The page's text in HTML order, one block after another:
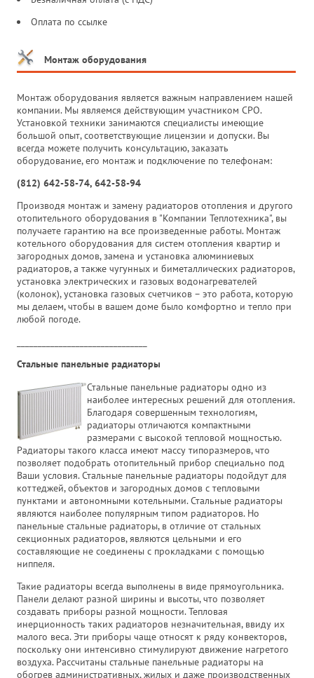
Оплата по ссылке
Монтаж оборудования
Монтаж оборудования является важным направлением нашей
компании. Мы являемся действующим участником СРО.
Установкой техники занимаются специалисты имеющие
большой опыт, соответствующие лицензии и допуски. Вы
всегда можете получить консультацию, заказать
оборудование, его монтаж и подключение по телефонам:
(812) 642-58-74, 642-58-94
Производя монтаж и замену радиаторов отопления и другого
отопительного оборудования в "Компании Теплотехника", вы
получаете гарантию на все произведенные работы. Монтаж
котельного оборудования для систем отопления квартир и
загородных домов, замена и установка алюминиевых
радиаторов, а также чугунных и биметаллических радиаторов,
установка электрических и газовых водонагревателей
(колонок), установка газовых счетчиков – это работа, которую
мы делаем, чтобы в вашем доме было комфортно и тепло при
любой погоде.
Стальные панельные радиаторы
Стальные панельные радиаторы одно из
наиболее интересных решений для отопления.
Благодаря совершенным технологиям,
радиаторы отличаются компактными
размерами с высокой тепловой мощностью.
Радиаторы такого класса имеют массу типоразмеров, что
позволяет подобрать отопительный прибор специально под
Ваши условия. Стальные панельные радиаторы подойдут для
коттеджей, объектов и загородных домов с тепловыми
пунктами и автономными котельными. Стальные радиаторы
являются наиболее популярным типом радиаторов. Но
панельные стальные радиаторы, в отличие от стальных
секционных радиаторов, являются цельными и его
составляющие не соединены с прокладками с помощью
ниппеля.
Такие радиаторы всегда выполнены в виде прямоугольника.
Панели делают разной ширины и высоты, что позволяет
создавать приборы разной мощности. Тепловая
инерционность таких радиаторов незначительная, ввиду их
малого веса. Эти приборы чаще относят к ряду конвекторов,
поскольку они интенсивно стимулируют движение нагретого
воздуха. Рассчитаны стальные панельные радиаторы на
обогрев административных, жилых и даже производственных